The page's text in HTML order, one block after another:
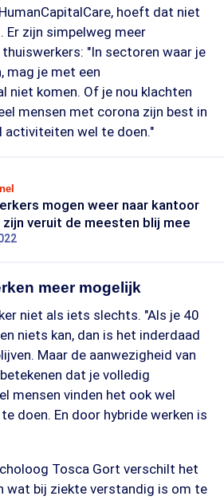
hoeft dat niet
Er zijn simpelweg meer
"In sectoren waar je
mag je met een
niet komen. Of je nou klachten
mensen met corona zijn best in
activiteiten wel te doen."
mogen weer naar kantoor
zijn veruit de meesten blij mee
meer mogelijk
niet als iets slechts. "Als je 40
niets kan, dan is het inderdaad
Maar de aanwezigheid van
dat je volledig
mensen vinden het ook wel
doen. En door hybride werken is
Tosca Gort verschilt het
wat bij ziekte verstandig is om te